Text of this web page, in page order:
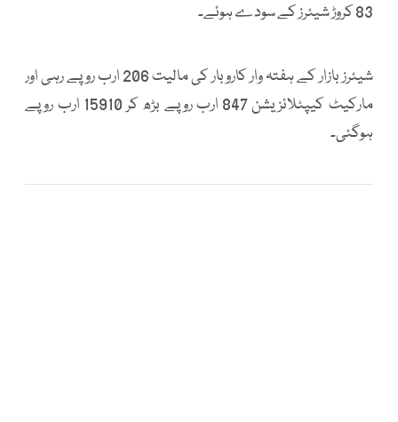
83 کروڑ شیئرز کے سودے ہوئے۔
شیئرز بازار کے ہفتہ وار کاروبار کی مالیت 206 ارب روپے رہی اور
مارکیٹ کیپٹلائزیشن 847 ارب روپے بڑھ کر 15910 ارب روپے
ہوگئی۔